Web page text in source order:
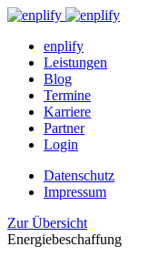
enplify
Leistungen
Blog
Termine
Karriere
Partner
Login
Datenschutz
Impressum
Zur Übersicht
Energiebeschaffung